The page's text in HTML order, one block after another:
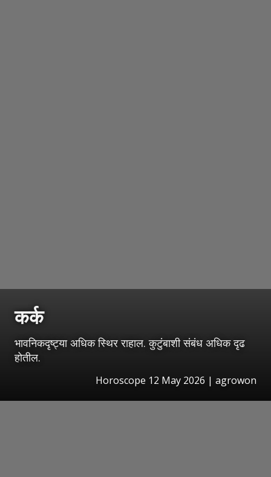
कर्क
भावनिकदृष्ट्या अधिक स्थिर राहाल. कुटुंबाशी संबंध अधिक दृढ
होतील.
Horoscope 12 May 2026 | agrowon